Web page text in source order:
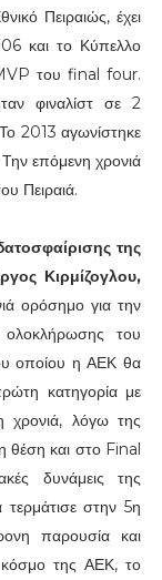
Πειραιώς, έχει
και το Κύπελλο
του final four.
φιναλίστ σε 2
2013 αγωνίστηκε
επόμενη χρονιά
Πειραιά.
της
Κιρμίζογλου,
ορόσημο για την
του
οποίου η ΑΕΚ θα
κατηγορία με
χρονιά, λόγω της
θέση και στο Final
δυνάμεις της
τερμάτισε στην 5η
παρουσία και
κόσμο της ΑΕΚ, το